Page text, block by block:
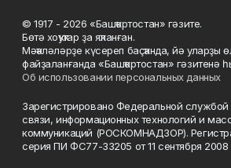
© 1917 - 2026 «Башҡортостан» гәзите.
Бөтә хоҡуҡтар ҙа яҡланған.
Мәҡәләләрҙе күсереп баҫҡанда, йә уларҙы
файҙаланғанда «Башҡортостан» гәзитенә
Об использовании персональных данных
Зарегистрировано Федеральной
связи, информационных технологий и
коммуникаций (РОСКОМНАДЗОР).
серия ПИ ФС77-33205 от 11 сентября 2008